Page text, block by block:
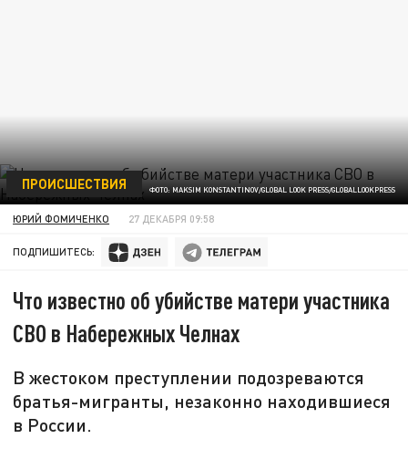
ФОТО: MAKSIM KONSTANTINOV/GLOBAL LOOK PRESS/GLOBALLOOKPRESS
ПРОИСШЕСТВИЯ
ЮРИЙ ФОМИЧЕНКО 27 ДЕКАБРЯ 09:58
ПОДПИШИТЕСЬ:
Что известно об убийстве матери участника
СВО в Набережных Челнах
В жестоком преступлении подозреваются
братья-мигранты, незаконно находившиеся
в России.